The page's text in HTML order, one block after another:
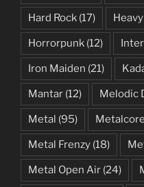
Hard Rock (17)
Horrorpunk (12)
Iron Maiden (21)
Mantar (12) Melodic
Metal (95) Metalcore
Metal Frenzy (18)
Metal Open Air (24)